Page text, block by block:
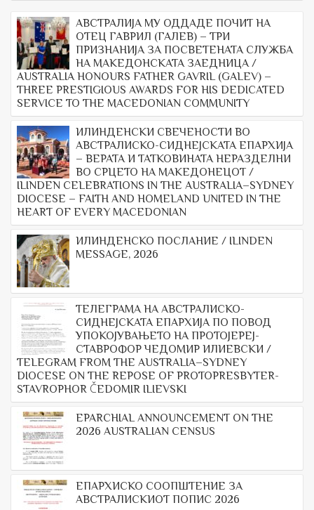
АВСТРАЛИЈА МУ ОДДАДЕ ПОЧИТ НА
ОТЕЦ ГАВРИЛ (ГАЛЕВ) – ТРИ
ПРИЗНАНИЈА ЗА ПОСВЕТЕНАТА СЛУЖБА
НА МАКЕДОНСКАТА ЗАЕДНИЦА /
AUSTRALIA HONOURS FATHER GAVRIL (GALEV) –
THREE PRESTIGIOUS AWARDS FOR HIS DEDICATED
SERVICE TO THE MACEDONIAN COMMUNITY
ИЛИНДЕНСКИ СВЕЧЕНОСТИ ВО
АВСТРАЛИСКО-СИДНЕЈСКАТА ЕПАРХИЈА
– ВЕРАТА И ТАТКОВИНАТА НЕРАЗДЕЛНИ
ВО СРЦЕТО НА МАКЕДОНЕЦОТ /
ILINDEN CELEBRATIONS IN THE AUSTRALIA–SYDNEY
DIOCESE – FAITH AND HOMELAND UNITED IN THE
HEART OF EVERY MACEDONIAN
ИЛИНДЕНСКО ПОСЛАНИЕ / ILINDEN
MESSAGE, 2026
ТЕЛЕГРАМА НА АВСТРАЛИСКО-
СИДНЕЈСКАТА ЕПАРХИЈА ПО ПОВОД
УПОКОЈУВАЊЕТО НА ПРОТОЈЕРЕЈ-
СТАВРОФОР ЧЕДОМИР ИЛИЕВСКИ /
TELEGRAM FROM THE AUSTRALIA–SYDNEY
DIOCESE ON THE REPOSE OF PROTOPRESBYTER-
STAVROPHOR ČEDOMIR ILIEVSKI
EPARCHIAL ANNOUNCEMENT ON THE
2026 AUSTRALIAN CENSUS
ЕПАРХИСКО СООПШТЕНИЕ ЗА
АВСТРАЛИСКИОТ ПОПИС 2026